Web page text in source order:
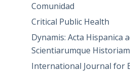
Comunidad
Critical Public Health
Dynamis: Acta Hispanica
Scientiarumque
International Journal for